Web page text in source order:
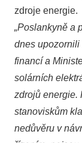
zdroje energie.
„Poslankyně a
dnes upozornili
financí a
solárních
zdrojů energie.
stanoviskům
nedůvěru v